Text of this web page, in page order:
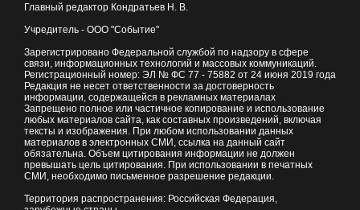
Главный редактор Кондратьев Н. В.
Учредитель - ООО "Событие"
Зарегистрировано Федеральной службой по надзору в сфере
связи, информационных технологий и массовых коммуникаций.
Регистрационный номер: ЭЛ № ФС 77 - 75882 от 24 июня 2019 года
Редакция не несет ответственности за достоверность
информации, содержащейся в рекламных материалах
Запрещено полное или частичное копирование и использование
любых материалов сайта, как составных произведений, включая
тексты и изображения. При любом использовании данных
материалов в электронных СМИ, ссылка на данный сайт
обязательна. Объем цитирования информации не должен
превышать цель цитирования. При использовании в печатных
СМИ, необходимо письменное разрешение редакции.
Территория распространения: Российская Федерация,